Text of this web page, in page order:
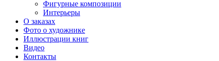
Фигурные композиции
Интерьеры
О заказах
Фото о художнике
Иллюстрации книг
Видео
Контакты